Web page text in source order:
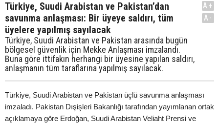
Türkiye, Suudi Arabistan ve Pakistan’dan
savunma anlaşması: Bir üyeye saldırı, tüm
üyelere yapılmış sayılacak
Türkiye, Suudi Arabistan ve Pakistan arasında bugün
bölgesel güvenlik için Mekke Anlaşması imzalandı.
Buna göre ittifakın herhangi bir üyesine yapılan saldırı,
anlaşmanın tüm taraflarına yapılmış sayılacak.
A+
A-
Türkiye, Suudi Arabistan ve Pakistan üçlü savunma anlaşması
imzaladı. Pakistan Dışişleri Bakanlığı tarafından yayımlanan ortak
açıklamaya göre Erdoğan, Suudi Arabistan Veliaht Prensi ve